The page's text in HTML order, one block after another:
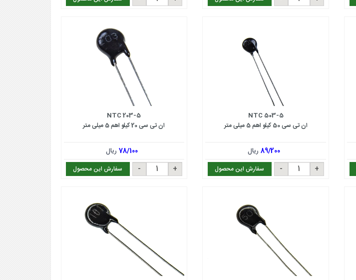
NTC 503-5
ان تی سی 50 کیلو اهم 5 میلی متر
89/200 ریال
سفارش این محصول
NTC 203-5
ان تی سی 20 کیلو اهم 5 میلی متر
78/100ریال
سفارش این محصول